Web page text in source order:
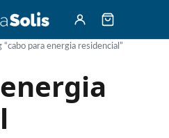
para energia residencial”